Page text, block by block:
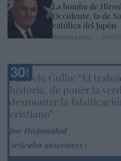
La bomba de
Occidente, la de
católica del Japón
Marcelo Gullo: “El
historia, de poner la
desmontar la
cristiano"
por Hispanidad
Artículos anteriores